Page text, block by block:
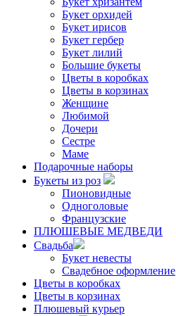
Букет орхидей
Букет ирисов
Букет гербер
Букет лилий
Большие букеты
Цветы в коробках
Цветы в корзинах
Женщине
Любимой
Дочери
Сестре
Маме
Подарочные наборы
Букеты из роз
Пионовидные
Одноголовые
Французские
ПЛЮШЕВЫЕ МЕДВЕДИ
Свадьба
Букет невесты
Свадебное оформление
Цветы в коробках
Цветы в корзинах
Плюшевый курьер